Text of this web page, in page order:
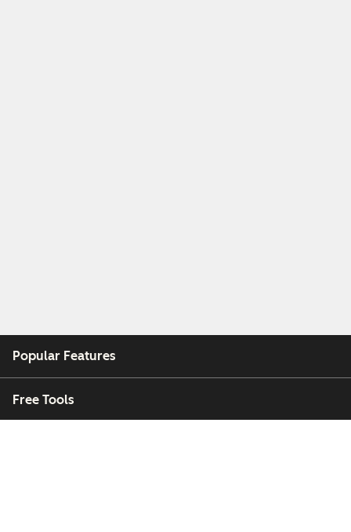
Popular Features
Free Tools